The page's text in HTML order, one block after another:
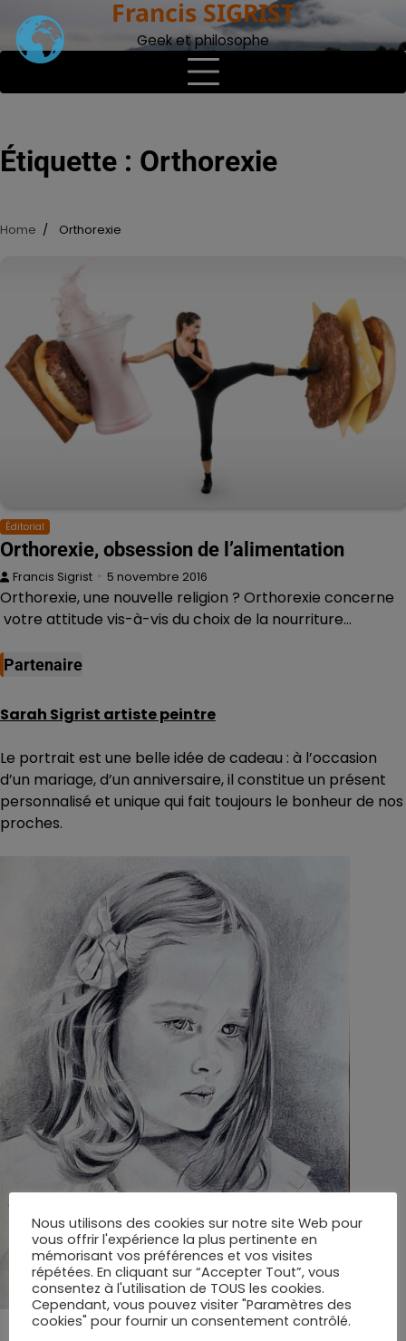
content
Francis SIGRIST
Geek et philosophe
Étiquette : Orthorexie
Home Orthorexie
Éditorial
Orthorexie, obsession de l’alimentation
Francis Sigrist 5 novembre 2016
Orthorexie, une nouvelle religion ? Orthorexie concerne
votre attitude vis-à-vis du choix de la nourriture…
Partenaire
Sarah Sigrist artiste peintre
Le portrait est une belle idée de cadeau : à l’occasion
d’un mariage, d’un anniversaire, il constitue un présent
personnalisé et unique qui fait toujours le bonheur de nos
proches.
Nous utilisons des cookies sur notre site Web pour
vous offrir l'expérience la plus pertinente en
mémorisant vos préférences et vos visites
répétées. En cliquant sur “Accepter Tout”, vous
consentez à l'utilisation de TOUS les cookies.
Cependant, vous pouvez visiter "Paramètres des
cookies" pour fournir un consentement contrôlé.